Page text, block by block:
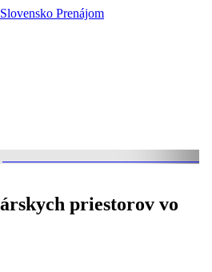
Prenájom
priestorov vo